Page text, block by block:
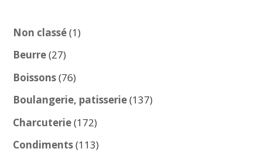
Non classé 11
Beurre 2727
produits
Boissons 7676
produits
Boulangerie, patisserie 137137
Charcuterie 172172
produits
Condiments 113113